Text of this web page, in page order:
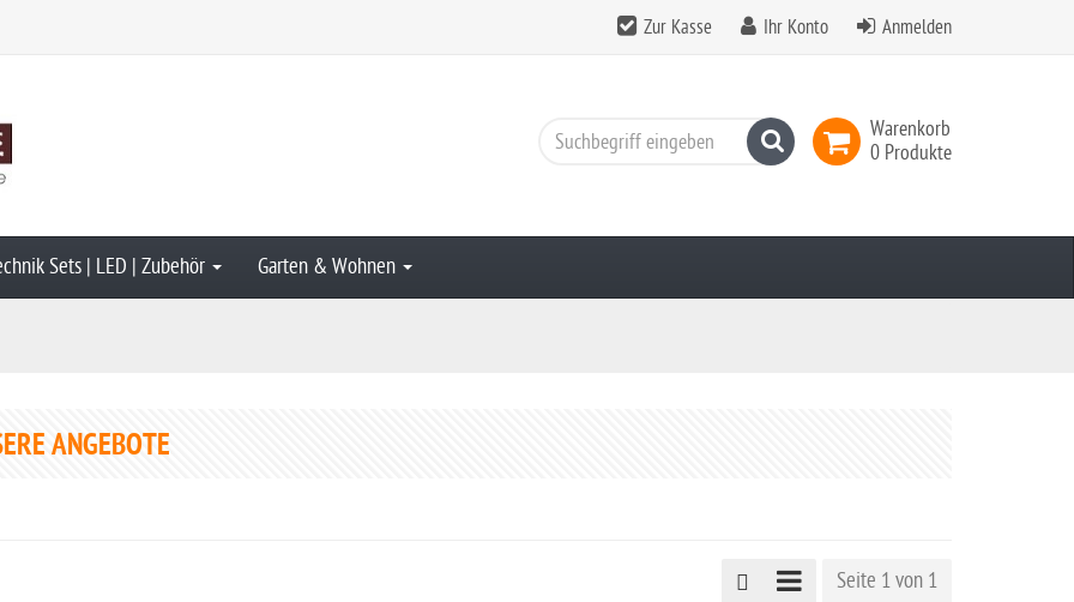
Zur Kasse Ihr Konto Anmelden
Warenkorb
0 Produkte
Suchen
Sets | LED | Zubehör Garten & Wohnen
ANGEBOTE
Seite 1 von 1